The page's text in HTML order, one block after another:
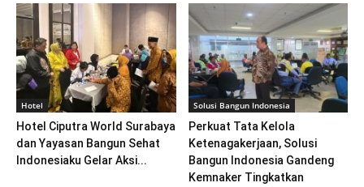
Hotel
Hotel Ciputra World Surabaya
dan Yayasan Bangun Sehat
Indonesiaku Gelar Aksi...
Solusi Bangun Indonesia
Perkuat Tata Kelola
Ketenagakerjaan, Solusi
Bangun Indonesia Gandeng
Kemnaker Tingkatkan